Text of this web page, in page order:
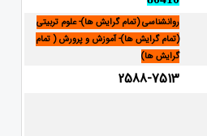
روانشناسی (تمام گرایش ها)- علوم تربیتی
(تمام گرایش ها)- آموزش و پرورش ( تمام
گرایش ها)
2588-7513